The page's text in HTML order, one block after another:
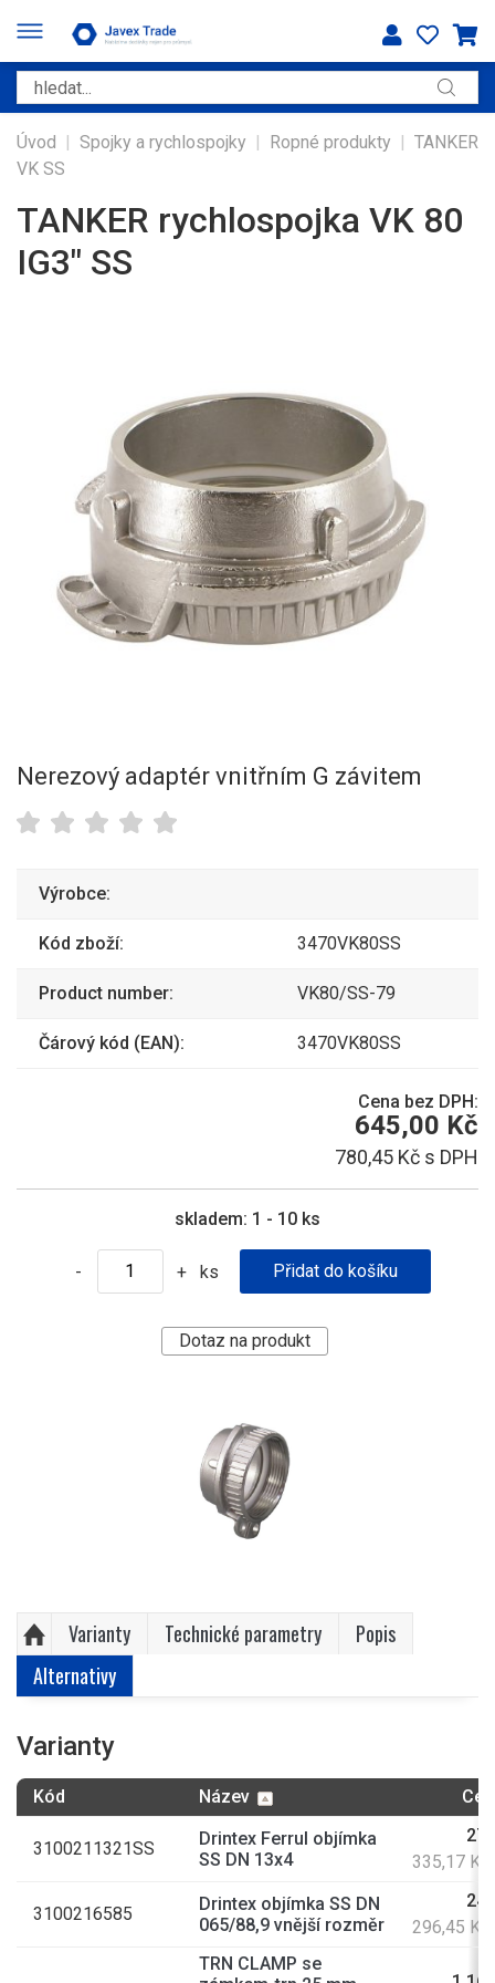
Úvod | Spojky a rychlospojky | Ropné produkty | TANKER
VK SS
TANKER rychlospojka VK 80
IG3" SS
Nerezový adaptér vnitřním G závitem
Výrobce:
Kód zboží: 3470VK80SS
Product number: VK80/SS-79
Čárový kód (EAN): 3470VK80SS
Cena bez DPH:
645,00 Kč
780,45 Kč s DPH
skladem: 1 - 10 ks
- + ks
Dotaz na produkt
Varianty Technické parametry
Popis
Alternativy
Varianty
Kód Název
3100211321SS
Drintex Ferrul objímka
SS DN 13x4
335,17 Kč
3100216585
Drintex objímka SS DN
065/88,9 vnější rozměr
296,45 Kč
TRN CLAMP se